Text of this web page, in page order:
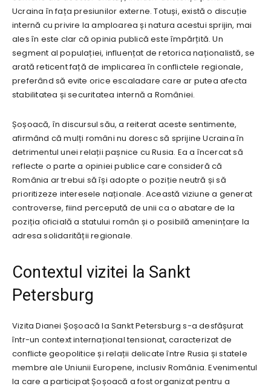
Ucraina în fața presiunilor externe. Totuși, există o discuție
internă cu privire la amploarea și natura acestui sprijin, mai
ales în este clar că opinia publică este împărțită. Un
segment al populației, influențat de retorica naționalistă, se
arată reticent față de implicarea în conflictele regionale,
preferând să evite orice escaladare care ar putea afecta
stabilitatea și securitatea internă a României.
Șoșoacă, în discursul său, a reiterat aceste sentimente,
afirmând că mulți români nu doresc să sprijine Ucraina în
detrimentul unei relații pașnice cu Rusia. Ea a încercat să
reflecte o parte a opiniei publice care consideră că
România ar trebui să își adopte o poziție neutră și să
prioritizeze interesele naționale. Această viziune a generat
controverse, fiind percepută de unii ca o abatare de la
poziția oficială a statului român și o posibilă amenințare la
adresa solidarității regionale.
Contextul vizitei la Sankt
Petersburg
Vizita Dianei Șoșoacă la Sankt Petersburg s-a desfășurat
într-un context internațional tensionat, caracterizat de
conflicte geopolitice și relații delicate între Rusia și statele
membre ale Uniunii Europene, inclusiv România. Evenimentul
la care a participat Șoșoacă a fost organizat pentru a